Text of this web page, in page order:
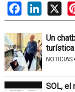
FacebookLinkedIn
X
Un
NOTICIAS
SOL, el